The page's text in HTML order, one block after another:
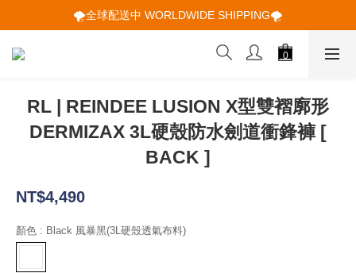
🌪️全球配送中 WORLDWIDE SHIPPING🌪️
🌪️全球配送中 WORLDWIDE SHIPPING🌪️
🕋 𝙐𝙋 𝙏𝙊 𝟮𝟬% 𝙊𝙁𝙁 "立即領取折扣
RL | REINDEE LUSION X型雙褶廓形
DERMIZAX 3L硬殼防水劍道衝鋒褲 [
BACK ]
NT$4,490
顏色 : Black 風暴黑(3L硬殼透氣布料)